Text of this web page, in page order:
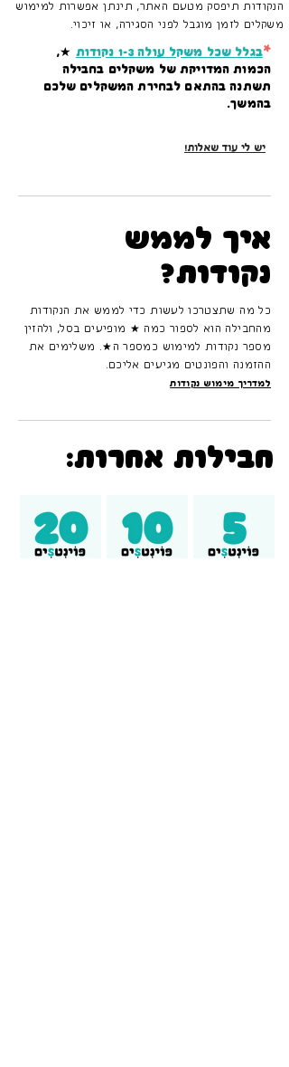
הנקודות תיפסק מטעם האתר, תינתן אפשרות למימוש
משקלים לזמן מוגבל לפני הסגירה, או זיכוי.
*בגלל שכל משקל עולה 1-3 נקודות
★,
הכמות המדויקת של משקלים בחבילה
תשתנה בהתאם לבחירת המשקלים שלכם
בהמשך.
יש לי עוד שאלות!
איך לממש
נקודות?
כל מה שתצטרכו לעשות כדי לממש את הנקודות
מהחבילה הוא לספור כמה ★ מופיעים בסל, ולהזין
מספר נקודות למימוש כמספר ה★. משלימים את
ההזמנה והפונטים מגיעים אליכם.
למדריך מימוש נקודות
חבילות אחרות: